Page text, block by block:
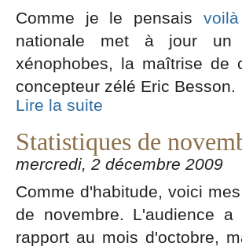
Comme je le pensais
nationale met à jour un
xénophobes, la maîtrise de
concepteur zélé Eric Besson.
Lire la suite
Statistiques de
mercredi, 2 décembre 2009
Comme d'habitude, voici
de novembre. L'audience
rapport au mois d'octobre,